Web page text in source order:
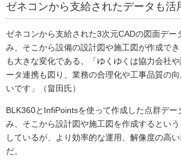
ゼネコンから支給されたデータも活
ゼネコンから支給された3次元CADの図面デー
み、そこから設備の設計図や施工図が作成で
も大きな変化である。「ゆくゆくは協力会社
ータ連携も図り、業務の合理化や工事品質の
いです」（畠田氏）
BLK360とInfiPointsを使って作成した点群デー
み、そこから設計図や施工図を作成するとい
しているが、より効率的な運用、解像度の高
だ。